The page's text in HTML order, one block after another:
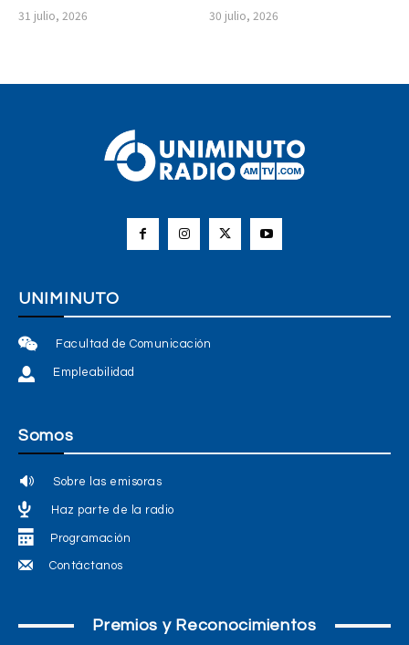
31 julio, 2026 30 julio, 2026
UNIMINUTO
Facultad de Comunicación
Empleabilidad
Somos
Sobre las emisoras
Haz parte de la radio
Programación
Contáctanos
Premios y Reconocimientos